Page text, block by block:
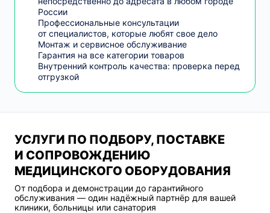
России
Профессиональные консультации
от специалистов, которые любят свое дело
Монтаж и сервисное обслуживание
Гарантия на все категории товаров
Внутренний контроль качества: проверка перед
отгрузкой
УСЛУГИ ПО ПОДБОРУ, ПОСТАВКЕ
И СОПРОВОЖДЕНИЮ
МЕДИЦИНСКОГО ОБОРУДОВАНИЯ
От подбора и демонстрации до гарантийного
обслуживания — один надёжный партнёр для вашей
клиники, больницы или санатория